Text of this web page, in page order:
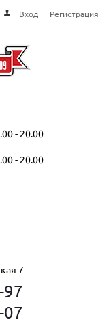
Вход Регистрация
- 20.00
- 20.00
7